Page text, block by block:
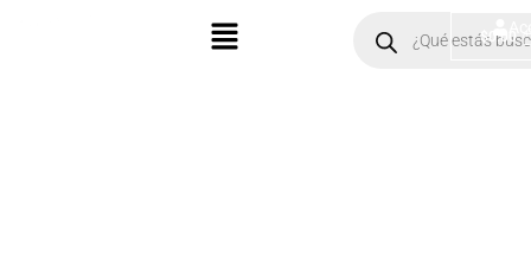
Menú
search
$0.00